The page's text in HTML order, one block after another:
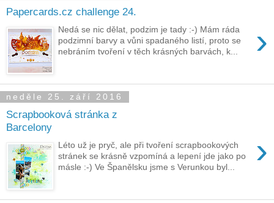
Papercards.cz challenge 24.
›
Nedá se nic dělat, podzim je tady :-) Mám ráda
podzimní barvy a vůni spadaného listí, proto se
nebráním tvoření v těch krásných barvách, k...
neděle 25. září 2016
Scrapbooková stránka z
Barcelony
›
Léto už je pryč, ale při tvoření scrapbookových
stránek se krásně vzpomíná a lepení jde jako po
másle :-) Ve Španělsku jsme s Verunkou byl...